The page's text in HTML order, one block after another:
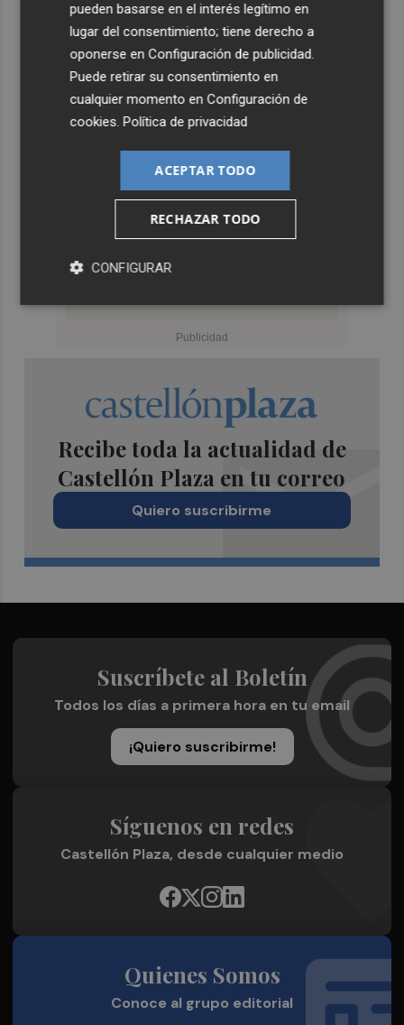
Recibe toda la actualidad de
Castellón Plaza en tu correo
Quiero suscribirme
Suscríbete al Boletín
Todos los días a primera hora en tu email
¡Quiero suscribirme!
Síguenos en redes
Castellón Plaza, desde cualquier medio
Quienes Somos
Conoce al grupo editorial
pueden basarse en el interés legítimo en
lugar del consentimiento; tiene derecho a
oponerse enConfiguración de publicidad.
Puede retirar su consentimiento en
cualquier momento enConfiguración de
cookies.Política de privacidad
ACEPTAR TODO
RECHAZAR TODO
CONFIGURAR